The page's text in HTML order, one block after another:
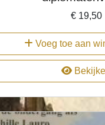
€19,50
Voeg toe aan